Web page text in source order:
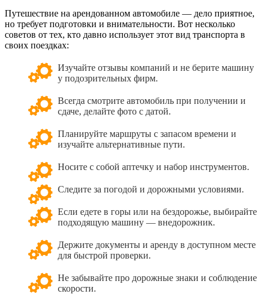
Путешествие на арендованном автомобиле — дело приятное,
но требует подготовки и внимательности. Вот несколько
советов от тех, кто давно использует этот вид транспорта в
своих поездках:
Изучайте отзывы компаний и не берите машину
у подозрительных фирм.
Всегда смотрите автомобиль при получении и
сдаче, делайте фото с датой.
Планируйте маршруты с запасом времени и
изучайте альтернативные пути.
Носите с собой аптечку и набор инструментов.
Следите за погодой и дорожными условиями.
Если едете в горы или на бездорожье, выбирайте
подходящую машину — внедорожник.
Держите документы и аренду в доступном месте
для быстрой проверки.
Не забывайте про дорожные знаки и соблюдение
скорости.